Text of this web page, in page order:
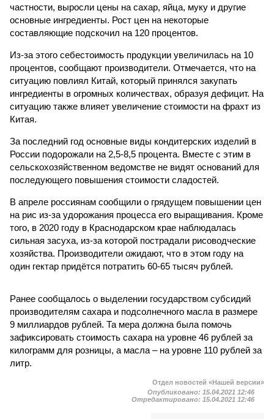
частности, выросли цены на сахар, яйца, муку и другие
основные ингредиенты. Рост цен на некоторые
составляющие подскочил на 120 процентов.
Из-за этого себестоимость продукции увеличилась на 10
процентов, сообщают производители. Отмечается, что на
ситуацию повлиял Китай, который принялся закупать
ингредиенты в огромных количествах, образуя дефицит. На
ситуацию также влияет увеличение стоимости на фрахт из
Китая.
За последний год основные виды кондитерских изделий в
России подорожали на 2,5-8,5 процента. Вместе с этим в
сельскохозяйственном ведомстве не видят оснований для
последующего повышения стоимости сладостей.
В апреле россиянам сообщили о грядущем повышении цен
на рис из-за удорожания процесса его выращивания. Кроме
того, в 2020 году в Краснодарском крае наблюдалась
сильная засуха, из-за которой пострадали рисоводческие
хозяйства. Производители ожидают, что в этом году на
один гектар придётся потратить 60-65 тысяч рублей.
Ранее сообщалось о выделении государством субсидий
производителям сахара и подсолнечного масла в размере
9 миллиардов рублей. Та мера должна была помочь
зафиксировать стоимость сахара на уровне 46 рублей за
килограмм для розницы, а масла – на уровне 110 рублей за
литр.
Отдел новостей «Нашей версии»
Опубликовано: 15.04.2021 12:46
Отредактировано: 15.04.2021 12:46